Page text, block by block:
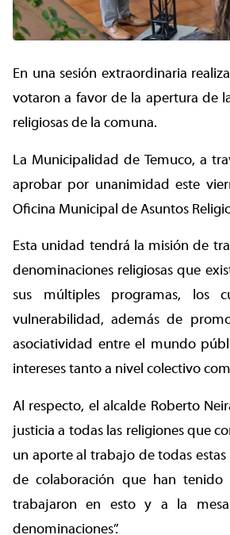
En una sesión extraordinaria
votaron a favor de la apertura de
religiosas de la comuna.
La Municipalidad de Temuco, a
aprobar por unanimidad este
Oficina Municipal de Asuntos
Esta unidad tendrá la misión de
denominaciones religiosas que
sus múltiples programas, los
vulnerabilidad, además de
asociatividad entre el mundo
intereses tanto a nivel colectivo
Al respecto, el alcalde Roberto
justicia a todas las religiones que
un aporte al trabajo de todas
de colaboración que han tenido
trabajaron en esto y a la
denominaciones”.